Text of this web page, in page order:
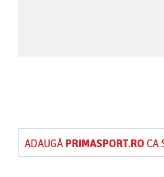
ADAUGĂ PRIMASPORT.ROCA